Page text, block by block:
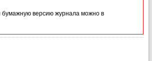
бумажную версию журнала можно в